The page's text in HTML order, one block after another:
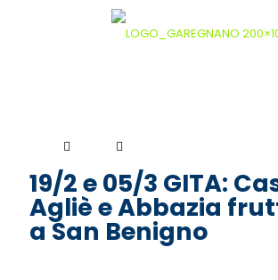
19/2 e 05/3 GITA:
Agliè e Abbazia
a San Benigno